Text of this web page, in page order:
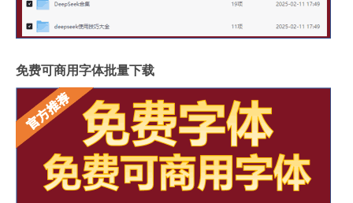
免费可商用字体批量下载